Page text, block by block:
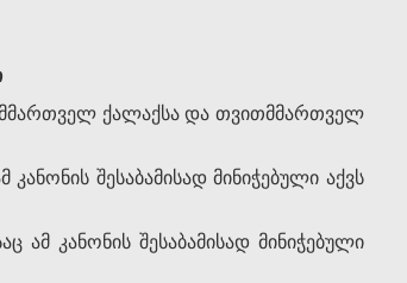
ქალაქსა და თვითმმართველ
შესაბამისად მინიჭებული აქვს
კანონის შესაბამისად მინიჭებული